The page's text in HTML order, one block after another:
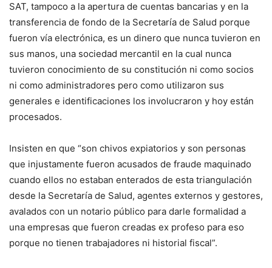
SAT, tampoco a la apertura de cuentas bancarias y en la
transferencia de fondo de la Secretaría de Salud porque
fueron vía electrónica, es un dinero que nunca tuvieron en
sus manos, una sociedad mercantil en la cual nunca
tuvieron conocimiento de su constitución ni como socios
ni como administradores pero como utilizaron sus
generales e identificaciones los involucraron y hoy están
procesados.
Insisten en que “son chivos expiatorios y son personas
que injustamente fueron acusados de fraude maquinado
cuando ellos no estaban enterados de esta triangulación
desde la Secretaría de Salud, agentes externos y gestores,
avalados con un notario público para darle formalidad a
una empresas que fueron creadas ex profeso para eso
porque no tienen trabajadores ni historial fiscal”.